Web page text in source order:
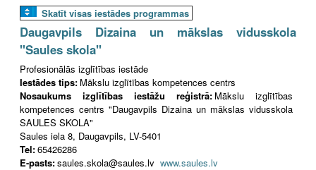
Skatīt visas iestādes programmas
Daugavpils Dizaina un mākslas vidusskola
"Saules skola"
Profesionālās izglītības iestāde
Iestādes tips: Mākslu izglītības kompetences centrs
Nosaukums izglītības iestāžu reģistrā: Mākslu izglītības
kompetences centrs "Daugavpils Dizaina un mākslas vidusskola
SAULES SKOLA"
Saules iela 8, Daugavpils, LV-5401
Tel:65426286
E-pasts:saules.skola@saules.lv www.saules.lv